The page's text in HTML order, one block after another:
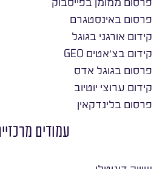
פרסום באינסטגרם
קידום אורגני בגוגל
קידום בצ׳אטים GEO
פרסום בגוגל אדס
קידום ערוצי יוטיוב
פרסום בלינדקאין
עמודים